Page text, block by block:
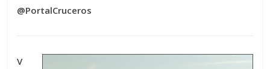
@PortalCruceros
V